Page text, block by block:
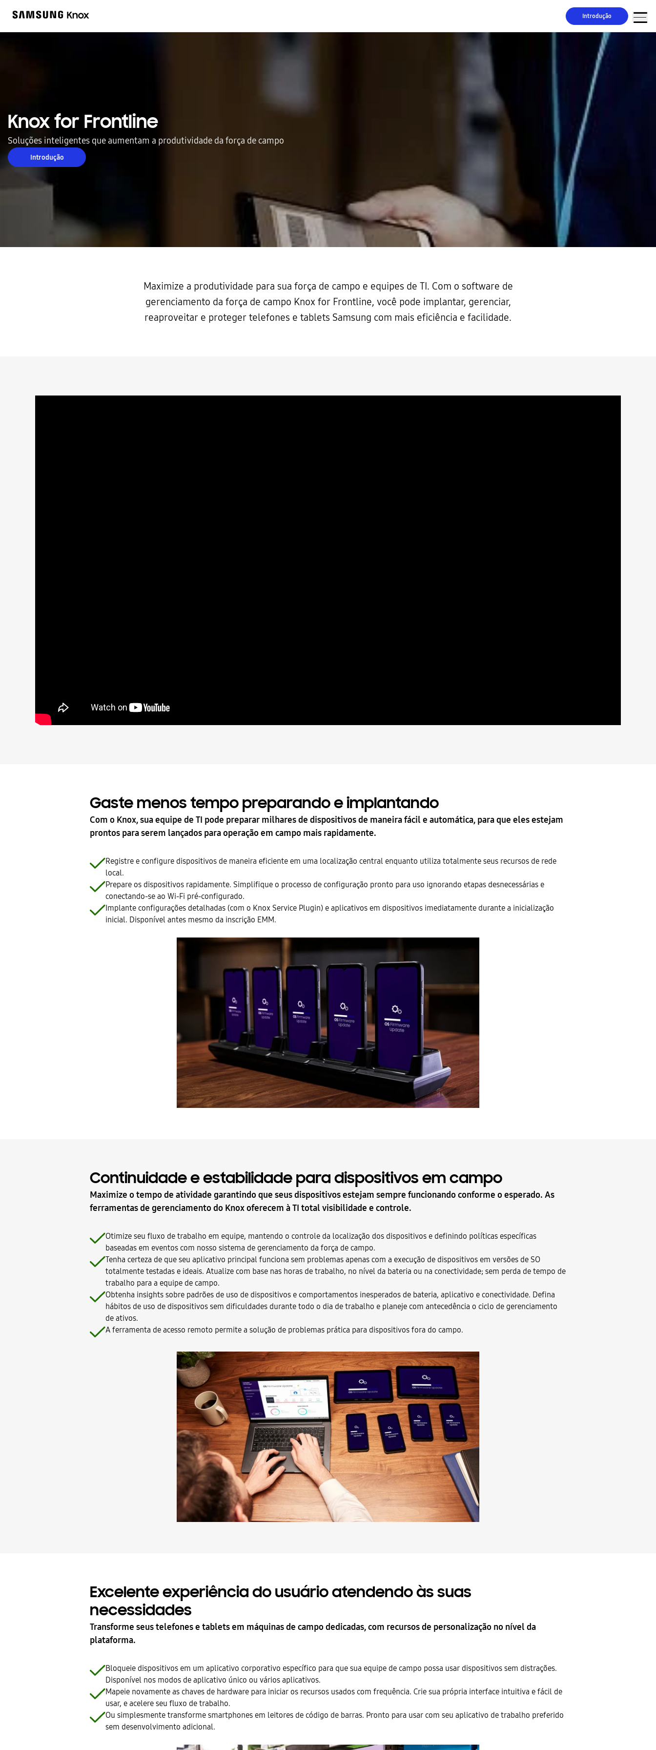
Introdução
Knox for Frontline
Soluções inteligentes que aumentam a produtividade da força de campo
Introdução
Maximize a produtividade para sua força de campo e equipes de TI. Com o software de
gerenciamento da força de campo Knox for Frontline, você pode implantar, gerenciar,
reaproveitar e proteger telefones e tablets Samsung com mais eficiência e facilidade.
Gaste menos tempo preparando e implantando
Com o Knox, sua equipe de TI pode preparar milhares de dispositivos de maneira fácil e automática, para que eles estejam
prontos para serem lançados para operação em campo mais rapidamente.
Registre e configure dispositivos de maneira eficiente em uma localização central enquanto utiliza totalmente seus recursos de rede
local.
Prepare os dispositivos rapidamente. Simplifique o processo de configuração pronto para uso ignorando etapas desnecessárias e
conectando-se ao Wi-Fi pré-configurado.
Implante configurações detalhadas (com o Knox Service Plugin) e aplicativos em dispositivos imediatamente durante a inicialização
inicial. Disponível antes mesmo da inscrição EMM.
Continuidade e estabilidade para dispositivos em campo
Maximize o tempo de atividade garantindo que seus dispositivos estejam sempre funcionando conforme o esperado. As
ferramentas de gerenciamento do Knox oferecem à TI total visibilidade e controle.
Otimize seu fluxo de trabalho em equipe, mantendo o controle da localização dos dispositivos e definindo políticas específicas
baseadas em eventos com nosso sistema de gerenciamento da força de campo.
Tenha certeza de que seu aplicativo principal funciona sem problemas apenas com a execução de dispositivos em versões de SO
totalmente testadas e ideais. Atualize com base nas horas de trabalho, no nível da bateria ou na conectividade; sem perda de tempo de
trabalho para a equipe de campo.
Obtenha insights sobre padrões de uso de dispositivos e comportamentos inesperados de bateria, aplicativo e conectividade. Defina
hábitos de uso de dispositivos sem dificuldades durante todo o dia de trabalho e planeje com antecedência o ciclo de gerenciamento
de ativos.
A ferramenta de acesso remoto permite a solução de problemas prática para dispositivos fora do campo.
Excelente experiência do usuário atendendo às suas
necessidades
Transforme seus telefones e tablets em máquinas de campo dedicadas, com recursos de personalização no nível da
plataforma.
Bloqueie dispositivos em um aplicativo corporativo específico para que sua equipe de campo possa usar dispositivos sem distrações.
Disponível nos modos de aplicativo único ou vários aplicativos.
Mapeie novamente as chaves de hardware para iniciar os recursos usados com frequência. Crie sua própria interface intuitiva e fácil de
usar, e acelere seu fluxo de trabalho.
Ou simplesmente transforme smartphones em leitores de código de barras. Pronto para usar com seu aplicativo de trabalho preferido
sem desenvolvimento adicional.